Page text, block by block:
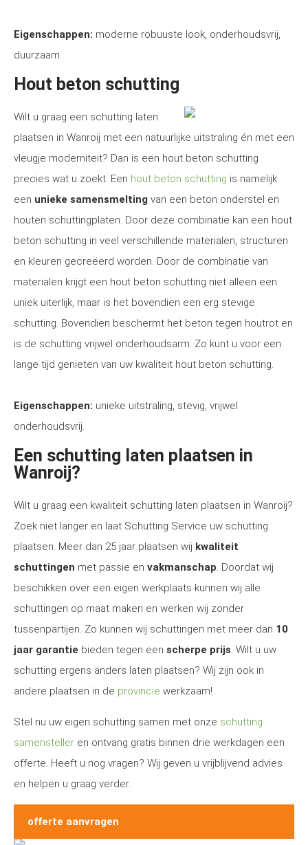
Eigenschappen: moderne robuuste look, onderhoudsvrij,
duurzaam.
Hout beton schutting
Wilt u graag een schutting laten
plaatsen in Wanroij met een natuurlijke uitstraling én met een
vleugje moderniteit? Dan is een hout beton schutting
precies wat u zoekt. Een hout beton schutting is namelijk
een unieke samensmelting van een beton onderstel en
houten schuttingplaten. Door deze combinatie kan een hout
beton schutting in veel verschillende materialen, structuren
en kleuren gecreëerd worden. Door de combinatie van
materialen krijgt een hout beton schutting niet alleen een
uniek uiterlijk, maar is het bovendien een erg stevige
schutting. Bovendien beschermt het beton tegen houtrot en
is de schutting vrijwel onderhoudsarm. Zo kunt u voor een
lange tijd genieten van uw kwaliteit hout beton schutting.
Eigenschappen: unieke uitstraling, stevig, vrijwel
onderhoudsvrij.
Een schutting laten plaatsen in
Wanroij?
Wilt u graag een kwaliteit schutting laten plaatsen in Wanroij?
Zoek niet langer en laat Schutting Service uw schutting
plaatsen. Meer dan 25 jaar plaatsen wij kwaliteit
schuttingen met passie en vakmanschap. Doordat wij
beschikken over een eigen werkplaats kunnen wij alle
schuttingen op maat maken en werken wij zonder
tussenpartijen. Zo kunnen wij schuttingen met meer dan 10
jaar garantie bieden tegen een scherpe prijs. Wilt u uw
schutting ergens anders laten plaatsen? Wij zijn ook in
andere plaatsen in de provincie werkzaam!
Stel nu uw eigen schutting samen met onze schutting
samensteller en ontvang gratis binnen drie werkdagen een
offerte. Heeft u nog vragen? Wij geven u vrijblijvend advies
en helpen u graag verder.
offerte aanvragen